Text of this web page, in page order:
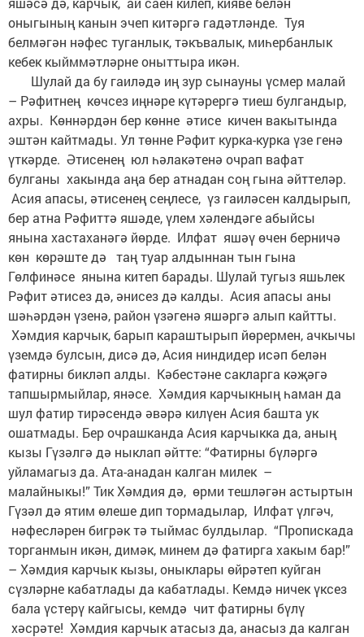
оныгының канын эчеп китәргә гадәтләнде. Туя
белмәгән нәфес туганлык, тәкъвалык, миһербанлык
кебек кыйммәтләрне оныттыра икән.
Шулай да бу гаиләдә иң зур сынауны үсмер малай
– Рәфитнең көчсез иңнәре күтәрергә тиеш булгандыр,
ахры. Көннәрдән бер көнне әтисе кичен вакытында
эштән кайтмады. Ул төнне Рәфит курка-курка үзе генә
үткәрде. Әтисенең юл һәлакәтенә очрап вафат
булганы хакында аңа бер атнадан соң гына әйттеләр.
Асия апасы, әтисенең сеңлесе, үз гаиләсен калдырып,
бер атна Рәфиттә яшәде, үлем хәлендәге абыйсы
янына хастаханәгә йөрде. Илфат яшәү өчен берничә
көн көрәште дә таң туар алдыннан тын гына
Гөлфинәсе янына китеп барады. Шулай тугыз яшьлек
Рәфит әтисез дә, әнисез дә калды. Асия апасы аны
шәһәрдән үзенә, район үзәгенә яшәргә алып кайтты.
Хәмдия карчык, барып караштырып йөрермен, ачкычы
үземдә булсын, дисә дә, Асия ниндидер исәп белән
фатирны бикләп алды. Кәбестәне сакларга кәҗәгә
тапшырмыйлар, янәсе. Хәмдия карчыкның һаман да
шул фатир тирәсендә әвәрә килүен Асия башта ук
ошатмады. Бер очрашканда Асия карчыкка да, аның
кызы Гүзәлгә дә ныклап әйтте: “Фатирны бүләргә
уйламагыз да. Ата-анадан калган милек –
малайныкы!” Тик Хәмдия дә, өрми тешләгән астыртын
Гүзәл дә ятим өлеше дип тормадылар, Илфат үлгәч,
нәфесләрен бигрәк тә тыймас булдылар. “Пропискада
торганмын икән, димәк, минем дә фатирга хакым бар!”
– Хәмдия карчык кызы, оныклары өйрәтеп куйган
сүзләрне кабатлады да кабатлады. Кемдә ничек үксез
бала үстерү кайгысы, кемдә чит фатирны бүлү
хәсрәте! Хәмдия карчык атасыз да, анасыз да калган